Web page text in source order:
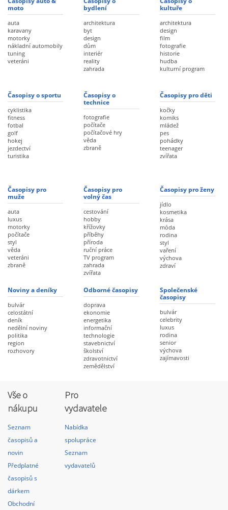
moto
auta
karavany
motorky
nákladní automobily
tuning
veteráni
bydlení
architektura
byt
design
dům
interiér
reality
zahrada
kultuře
architektura
design
film
fotografie
historie
hudba
kulturní program
Časopisy o sportu
cyklistika
fitness
fotbal
golf
hokej
jezdectví
turistika
Časopisy o
technice
fotografie
počítače
počítačové hry
věda
zbraně
Časopisy pro děti
kočky
komiks
mládež
pes
pohádky
teenager
zvířata
Časopisy pro
muže
auta
luxus
motorky
počítače
styl
věda
veteráni
zbraně
Časopisy pro
volný čas
cestování
hobby
křížovky
příběhy
příroda
ruční práce
TV program
zahrada
zvířata
Časopisy pro ženy
jídlo
kosmetika
krása
móda
rodina
styl
vaření
výchova
zdraví
Noviny a deníky
bulvár
celostátní
deník
nedělní noviny
politika
region
rozhovory
Odborné časopisy
doprava
ekonomie
energetika
informační
technologie
stavebnictví
školství
zdravotnictví
zemědělství
Společenské
časopisy
bulvár
celebrity
luxus
rodina
senior
výchova
zajímavosti
Vše o
nákupu
Seznam
časopisů a
novin
Předplatné
časopisů s
dárkem
Obchodní
Pro
vydavatele
Nabídka
spolupráce
Seznam
vydavatelů